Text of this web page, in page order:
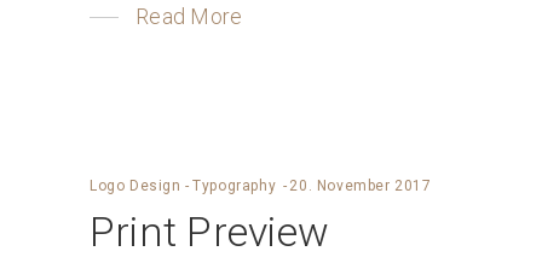
Read More
Logo Design - Typography 20. November 2017
Print Preview